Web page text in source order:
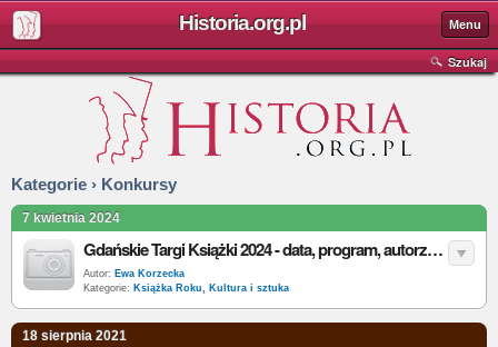
Historia.org.pl Menu
Szukaj
Kategorie › Konkursy
7 kwietnia 2024
Gdańskie Targi Książki 2024 - data, program, autorzy, wystawcy, bilety
Autor: Ewa Korzecka
Kategorie: Książka Roku, Kultura i sztuka
18 sierpnia 2021